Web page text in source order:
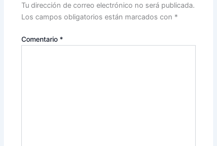
Tu dirección de correo electrónico no será publicada.
Los campos obligatorios están marcados con *
Comentario *